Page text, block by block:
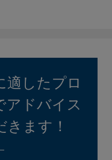
適したプロ
アドバイス
きます！